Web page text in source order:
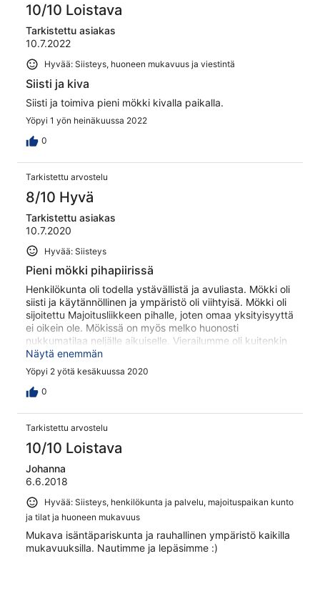
10/10 Loistava
Tarkistettu asiakas
10.7.2022
Hyvää: Siisteys, huoneen mukavuus ja viestintä
Siisti ja kiva
Siisti ja toimiva pieni mökki kivalla paikalla.
Yöpyi 1 yön heinäkuussa 2022
0
Tarkistettu arvostelu
8/10 Hyvä
Tarkistettu asiakas
10.7.2020
Hyvää: Siisteys
Pieni mökki pihapiirissä
Henkilökunta oli todella ystävällistä ja avuliasta. Mökki oli
siisti ja käytännöllinen ja ympäristö oli viihtyisä. Mökki oli
sijoitettu Majoitusliikkeen pihalle, joten omaa yksityisyyttä
ei oikein ole. Mökissä on myös melko huonosti
nukkumatilaa neljälle aikuiselle. Vierailumme oli kuitenkin
onnistunut.
Näytä enemmän
Yöpyi 2 yötä kesäkuussa 2020
0
Tarkistettu arvostelu
10/10 Loistava
Johanna
6.6.2018
Hyvää: Siisteys, henkilökunta ja palvelu, majoituspaikan kunto
ja tilat ja huoneen mukavuus
Mukava isäntäpariskunta ja rauhallinen ympäristö kaikilla
mukavuuksilla. Nautimme ja lepäsimme :)